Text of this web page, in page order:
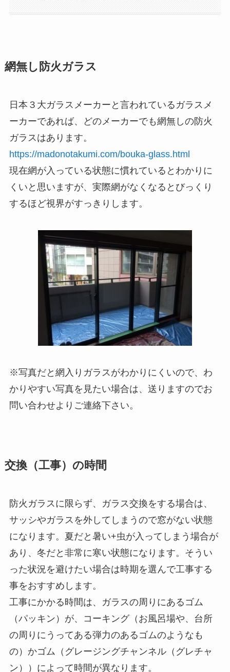
網無し防火ガラス
日本３大ガラスメーカーと言われているガラスメ
ーカーであれば、どのメーカーでも網無しの防火
ガラスはあります。
https://madonotakumi.com/bouka-glass.html
現在網が入っている状態に慣れているとわかりに
くいと思いますが、実際網がなくなるとびっくり
するほど視界がすっきりします。
※写真だと網入りガラスがわかりにくいので、わ
かりやすい写真を見たい場合は、送りますのでお
問い合わせよりご連絡下さい。
交換（工事）の時間
防火ガラスに限らず、ガラス交換をする場合は、
サッシやガラスを外してしまうので窓がない状態
になります。夏だと暑い+虫が入ってしまう場合が
あり、冬だと非常に寒い状態になります。そうい
った状況を避けたい場合は時期を選んで工事する
事をおすすめします。
工事にかかる時間は、ガラスの周りにあるゴム
（パッキン）が、コーキング（お風呂場や、台所
の周りにうってある弾力のあるゴムのようなも
の）かゴム（グレージングチャンネル（グレチャ
ン））によって時間が異なります。